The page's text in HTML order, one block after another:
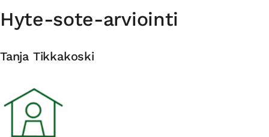
Hyte-sote-arviointi
Tanja Tikkakoski